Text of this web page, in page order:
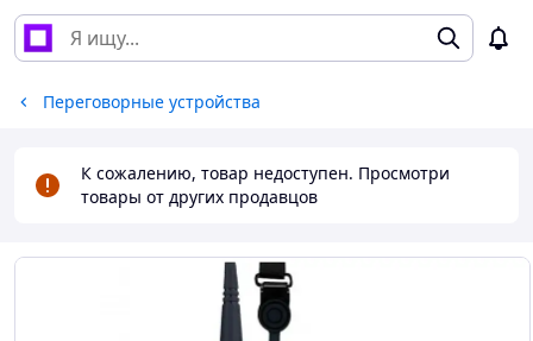
Переговорные устройства
К сожалению, товар недоступен. Просмотри
товары от других продавцов